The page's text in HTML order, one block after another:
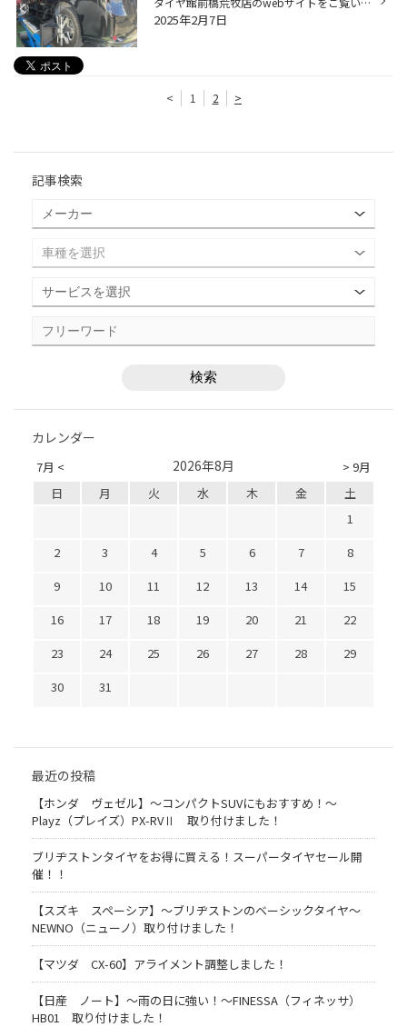
2025年2月7日
< 1 2 >
記事検索
カレンダー
7月 < > 9月
2026年8月
日 月 火 水 木 金
土
1
2
3 4 5 6 7
8
9
10 11 12 13 14
15
16
17 18 19 20 21
22
23
24 25 26 27 28
29
30
31
最近の投稿
【ホンダ ヴェゼル】～コンパクトSUVにもおすすめ！～
Playz（プレイズ）PX-RVⅡ 取り付けました！
ブリヂストンタイヤをお得に買える！スーパータイヤセール開
催！！
【スズキ スペーシア】～ブリヂストンのベーシックタイヤ～
NEWNO（ニューノ）取り付けました！
【マツダ CX-60】アライメント調整しました！
【日産 ノート】～雨の日に強い！～FINESSA（フィネッサ）
HB01 取り付けました！